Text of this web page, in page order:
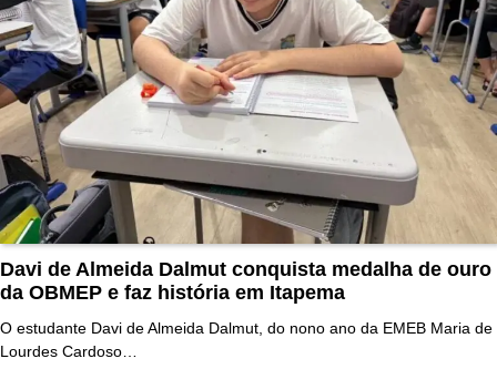
Davi de Almeida Dalmut conquista medalha de ouro
da OBMEP e faz história em Itapema
O estudante Davi de Almeida Dalmut, do nono ano da EMEB Maria de
Lourdes Cardoso…